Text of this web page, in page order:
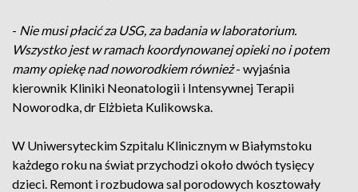
- Nie musi płacić za USG, za badania w laboratorium.
Wszystko jest w ramach koordynowanej opieki no i potem
mamy opiekę nad noworodkiem również- wyjaśnia
kierownik Kliniki Neonatologii i Intensywnej Terapii
Noworodka, dr Elżbieta Kulikowska.
W Uniwersyteckim Szpitalu Klinicznym w Białymstoku
każdego roku na świat przychodzi około dwóch tysięcy
dzieci. Remont i rozbudowa sal porodowych kosztowały